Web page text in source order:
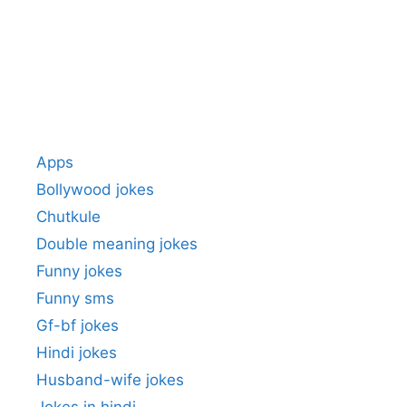
Apps
Bollywood jokes
Chutkule
Double meaning jokes
Funny jokes
Funny sms
Gf-bf jokes
Hindi jokes
Husband-wife jokes